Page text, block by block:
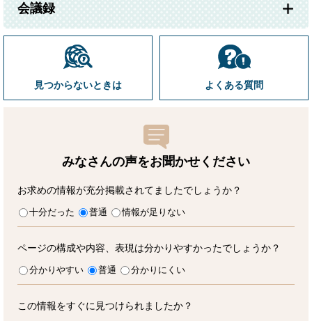
会議録
見つからないときは よくある質問
みなさんの声をお聞かせ ください
お求めの情報が充分掲載されてましたでしょうか？
十分だった 普通 情報が足りない
ページの構成や内容、表現は分かりやすかったでしょうか？
分かりやすい 普通 分かりにくい
この情報をすぐに見つけられましたか？